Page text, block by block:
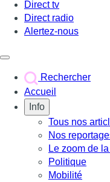
Direct tv
Direct radio
Alertez-nous
Rechercher
Accueil
Info
Tous nos
Nos
Le zoom de
Politique
Mobilité